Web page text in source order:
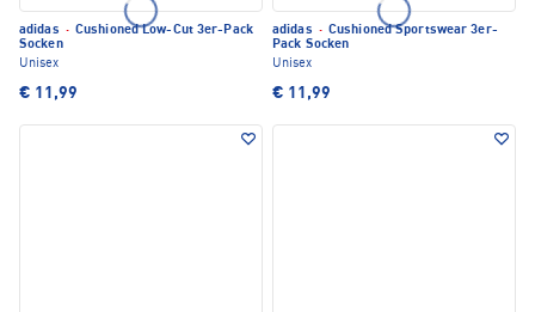
adidas · Cushioned Low-Cut 3er-Pack
Socken
Unisex
€ 11,99
adidas · Cushioned Sportswear 3er-
Pack Socken
Unisex
€ 11,99